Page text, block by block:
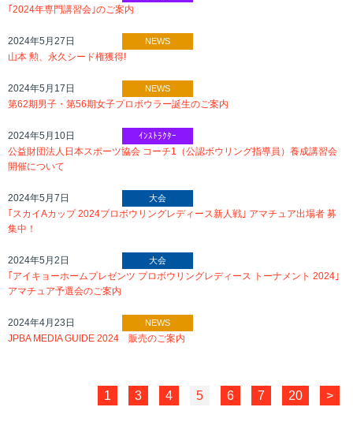
｢2024年専門講習会｣のご案内
2024年5月27日 NEWS
山本 勲、永久シード権獲得!
2024年5月17日 NEWS
第62期男子・第56期女子プロボウラー誕生のご案内
2024年5月10日 ｲﾝｽﾄﾗｸﾀｰ
公益財団法人日本スポーツ協会 コーチ1（公認ボウリング指導員）養成講習会
開催について
2024年5月7日 大会
｢スカイAカップ 2024プロボウリングレディース新人戦｣ アマチュア出場者 募
集中！
2024年5月2日 大会
｢アイキョーホームプレゼンツ プロボウリングレディース トーナメント 2024｣
アマチュア予選会のご案内
2024年4月23日 NEWS
JPBA MEDIA GUIDE 2024 販売のご案内
1 3 4 5 6 7 20 >